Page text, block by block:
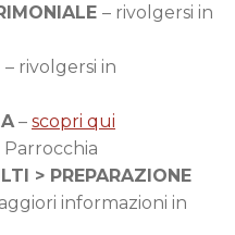
– rivolgersi in
– rivolgersi in
– scopri qui
Parrocchia
> PREPARAZIONE
informazioni in